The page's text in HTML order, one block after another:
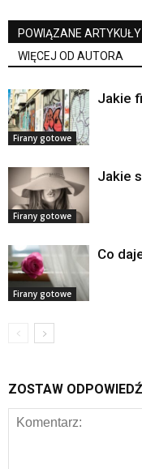
POWIĄZANE ARTYKUŁY
WIĘCEJ OD AUTORA
Firany gotowe
Jakie
Firany gotowe
Jakie
Firany gotowe
Co
ZOSTAW ODPOWIEDŹ